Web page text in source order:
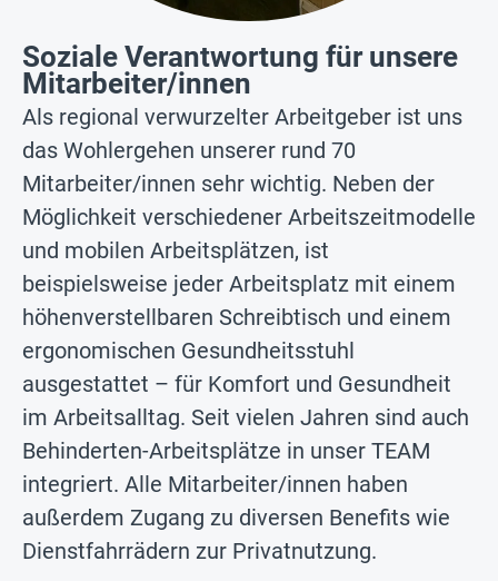
Soziale Verantwortung für unsere
Mitarbeiter/innen
Als regional verwurzelter Arbeitgeber ist uns
das Wohlergehen unserer rund 70
Mitarbeiter/innen sehr wichtig. Neben der
Möglichkeit verschiedener Arbeitszeitmodelle
und mobilen Arbeitsplätzen, ist
beispielsweise jeder Arbeitsplatz mit einem
höhenverstellbaren Schreibtisch und einem
ergonomischen Gesundheitsstuhl
ausgestattet – für Komfort und Gesundheit
im Arbeitsalltag. Seit vielen Jahren sind auch
Behinderten-Arbeitsplätze in unser TEAM
integriert. Alle Mitarbeiter/innen haben
außerdem Zugang zu diversen Benefits wie
Dienstfahrrädern zur Privatnutzung.